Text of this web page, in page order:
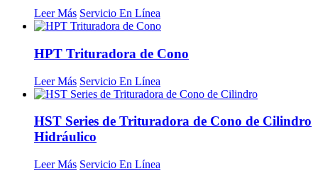
Leer Más Servicio En Línea
HPT Trituradora de Cono
Leer Más Servicio En Línea
HST Series de Trituradora de Cono de Cilindro
Hidráulico
Leer Más Servicio En Línea